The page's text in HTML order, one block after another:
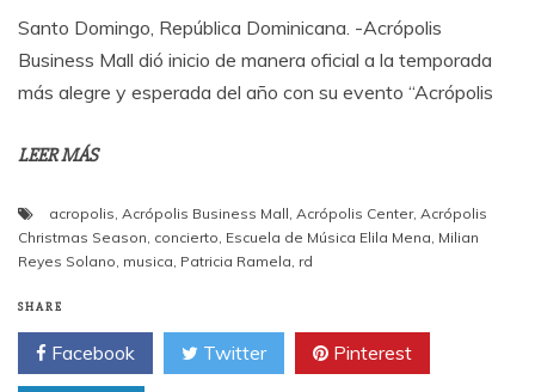
Santo Domingo, República Dominicana. -Acrópolis
Business Mall dió inicio de manera oficial a la temporada
más alegre y esperada del año con su evento “Acrópolis
LEER MÁS
acropolis Acrópolis Business Mall Acrópolis Center, Acrópolis
Christmas Season concierto Escuela de Música Elila Mena Milian
Reyes Solano musica Patricia Ramela rd
SHARE
Facebook Twitter Pinterest